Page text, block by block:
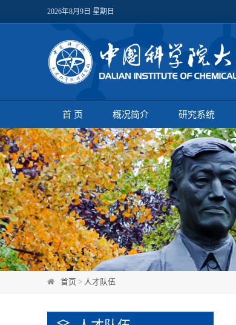
2026年8月9日 星期日
首 页 概况简介 研究系统
首页 > 人才队伍